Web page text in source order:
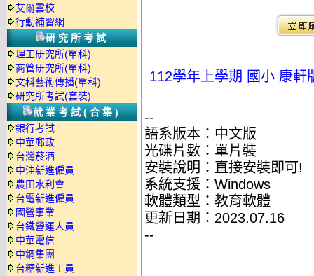
艾爾雲校
行動補習網
研究所考試
理工研究所(單科)
商管研究所(單科)
文科藝術傳播(單科)
研究所考試(套裝)
就業考試(合集)
銀行考試
中華郵政
台灣菸酒
中油新進僱員
農田水利會
台電新進僱員
國營事業
台鐵營運人員
中華電信
中鋼集團
台糖新進工員
112學年上學期 國小 康軒
--
語系版本：中文版
光碟片數：單片裝
安裝說明：直接安裝即可!
系統支援：Windows
軟體類型：教育軟體
更新日期：2023.07.16
--